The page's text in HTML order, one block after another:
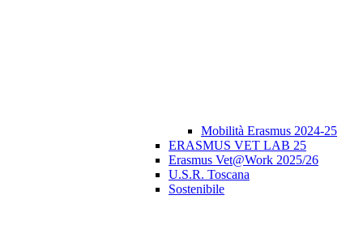
Mobilità Erasmus 2024-25
ERASMUS VET LAB 25
Erasmus Vet@Work 2025/26
U.S.R. Toscana
Sostenibile